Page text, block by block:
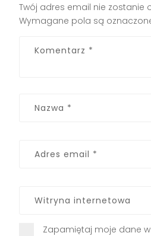
Twój adres email nie zostanie
Wymagane pola są
Zapamiętaj moje dane